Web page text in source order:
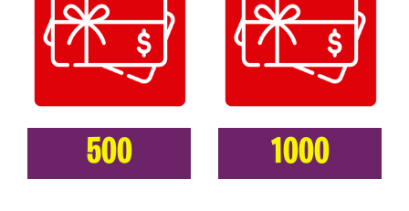
500 1000